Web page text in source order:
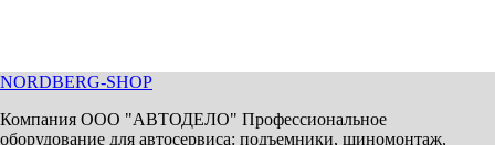
NORDBERG-SHOP
Компания ООО "АВТОДЕЛО" Профессиональное
оборудование для автосервиса: подъемники, шиномонтаж,